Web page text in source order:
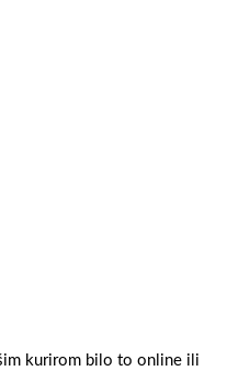
kurirom bilo to online ili